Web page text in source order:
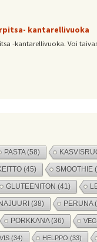
kantarellivuoka
-kantarellivuoka. Voi
PASTA(58)
(45) SMOOTHIE
GLUTEENITON (41)
(38) PERUNA
PORKKANA(36)
(34) HELPPO (33)